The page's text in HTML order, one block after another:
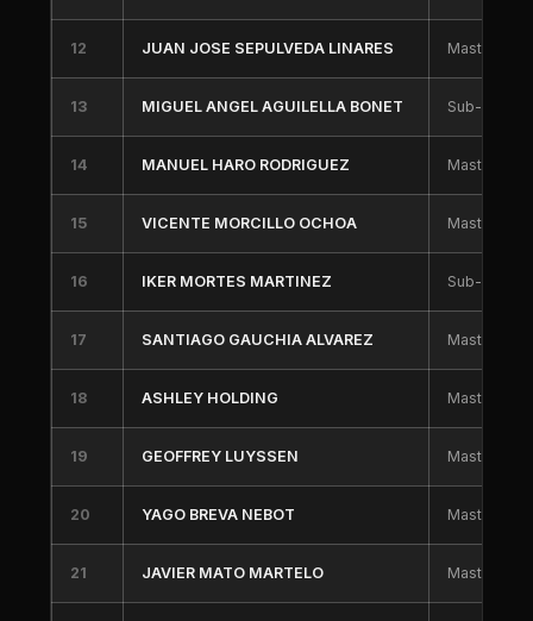
12 JUAN JOSE SEPULVEDA LINARES Master 50
13 MIGUEL ANGEL AGUILELLA BONET Sub-23
14 MANUEL HARO RODRIGUEZ Master 40
15 VICENTE MORCILLO OCHOA Master 40
16 IKER MORTES MARTINEZ Sub-23
17 SANTIAGO GAUCHIA ALVAREZ Master 50
18 ASHLEY HOLDING Master 60
19 GEOFFREY LUYSSEN Master 50
20 YAGO BREVA NEBOT Master 40
21 JAVIER MATO MARTELO Master 30